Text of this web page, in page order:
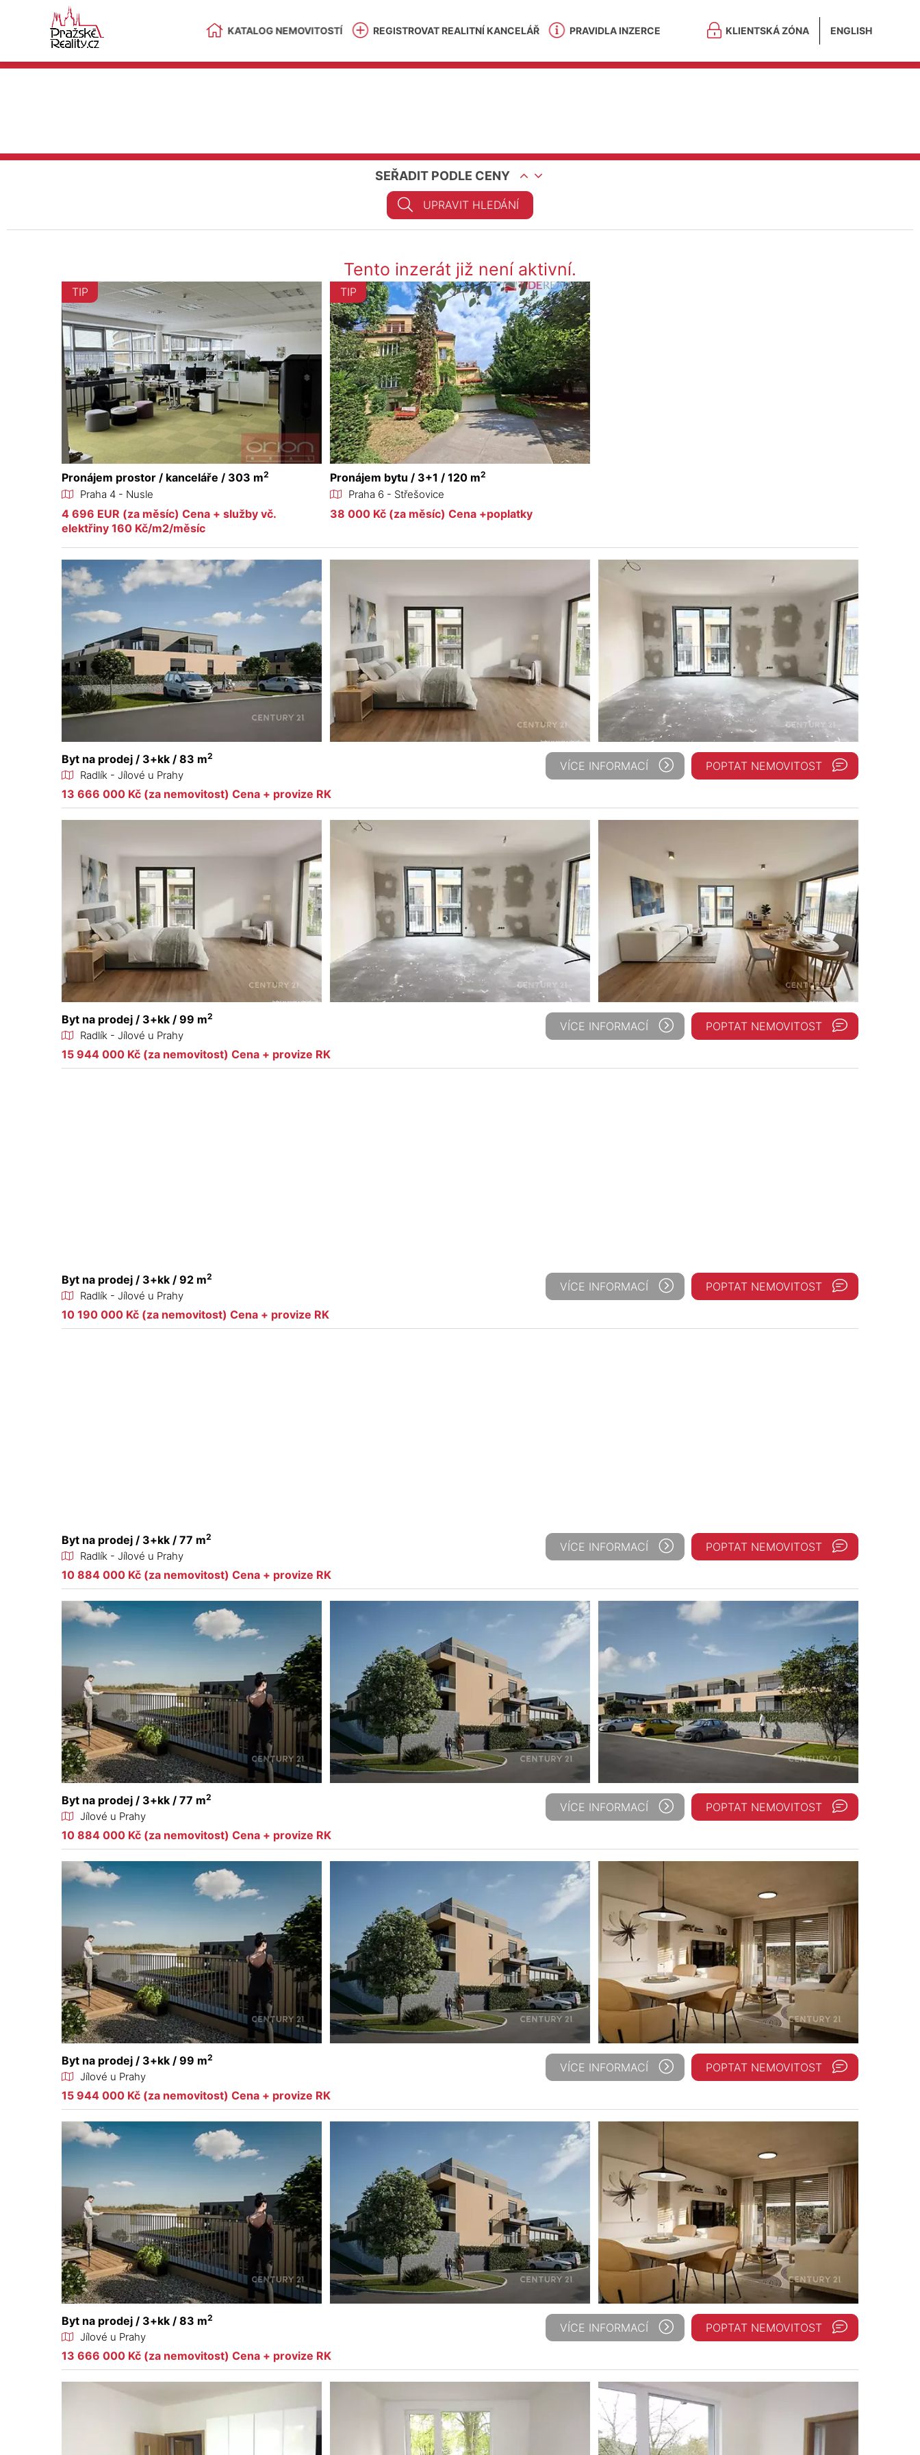
KATALOG NEMOVITOSTÍ REGISTROVAT REALITNÍ KANCELÁŘ PRAVIDLA INZERCE KLIENTSKÁ ZÓNA ENGLISH
SEŘADIT PODLE CENY
UPRAVIT HLEDÁNÍ
Tento inzerát již není aktivní.
TIP
Pronájem prostor / kanceláře / 303 m2
Praha 4 - Nusle
4 696 EUR (za měsíc) Cena + služby vč.
elektřiny 160 Kč/m2/měsíc
TIP
Pronájem bytu / 3+1 / 120 m2
Praha 6 - Střešovice
38 000 Kč (za měsíc) Cena +poplatky
Byt na prodej / 3+kk / 83 m2
Radlík - Jílové u Prahy
13 666 000 Kč (za nemovitost) Cena + provize RK
VÍCE INFORMACÍ POPTAT NEMOVITOST
Byt na prodej / 3+kk / 99 m2
Radlík - Jílové u Prahy
15 944 000 Kč (za nemovitost) Cena + provize RK
VÍCE INFORMACÍ POPTAT NEMOVITOST
Byt na prodej / 3+kk / 92 m2
Radlík - Jílové u Prahy
10 190 000 Kč (za nemovitost) Cena + provize RK
VÍCE INFORMACÍ POPTAT NEMOVITOST
Byt na prodej / 3+kk / 77 m2
Radlík - Jílové u Prahy
10 884 000 Kč (za nemovitost) Cena + provize RK
VÍCE INFORMACÍ POPTAT NEMOVITOST
Byt na prodej / 3+kk / 77 m2
Jílové u Prahy
10 884 000 Kč (za nemovitost) Cena + provize RK
VÍCE INFORMACÍ POPTAT NEMOVITOST
Byt na prodej / 3+kk / 99 m2
Jílové u Prahy
15 944 000 Kč (za nemovitost) Cena + provize RK
VÍCE INFORMACÍ POPTAT NEMOVITOST
Byt na prodej / 3+kk / 83 m2
Jílové u Prahy
13 666 000 Kč (za nemovitost) Cena + provize RK
VÍCE INFORMACÍ POPTAT NEMOVITOST